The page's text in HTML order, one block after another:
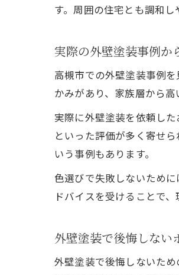
す。周囲の住宅とも調和
実際の外壁塗装事例か
高槻市での外壁塗装事例
かみがあり、家族層から
実際に外壁塗装を依頼し
といった評価が多く寄せ
いう事例もあります。
色選びで失敗しないため
ドバイスを受けることで
外壁塗装で後悔しない
外壁塗装で後悔しないた